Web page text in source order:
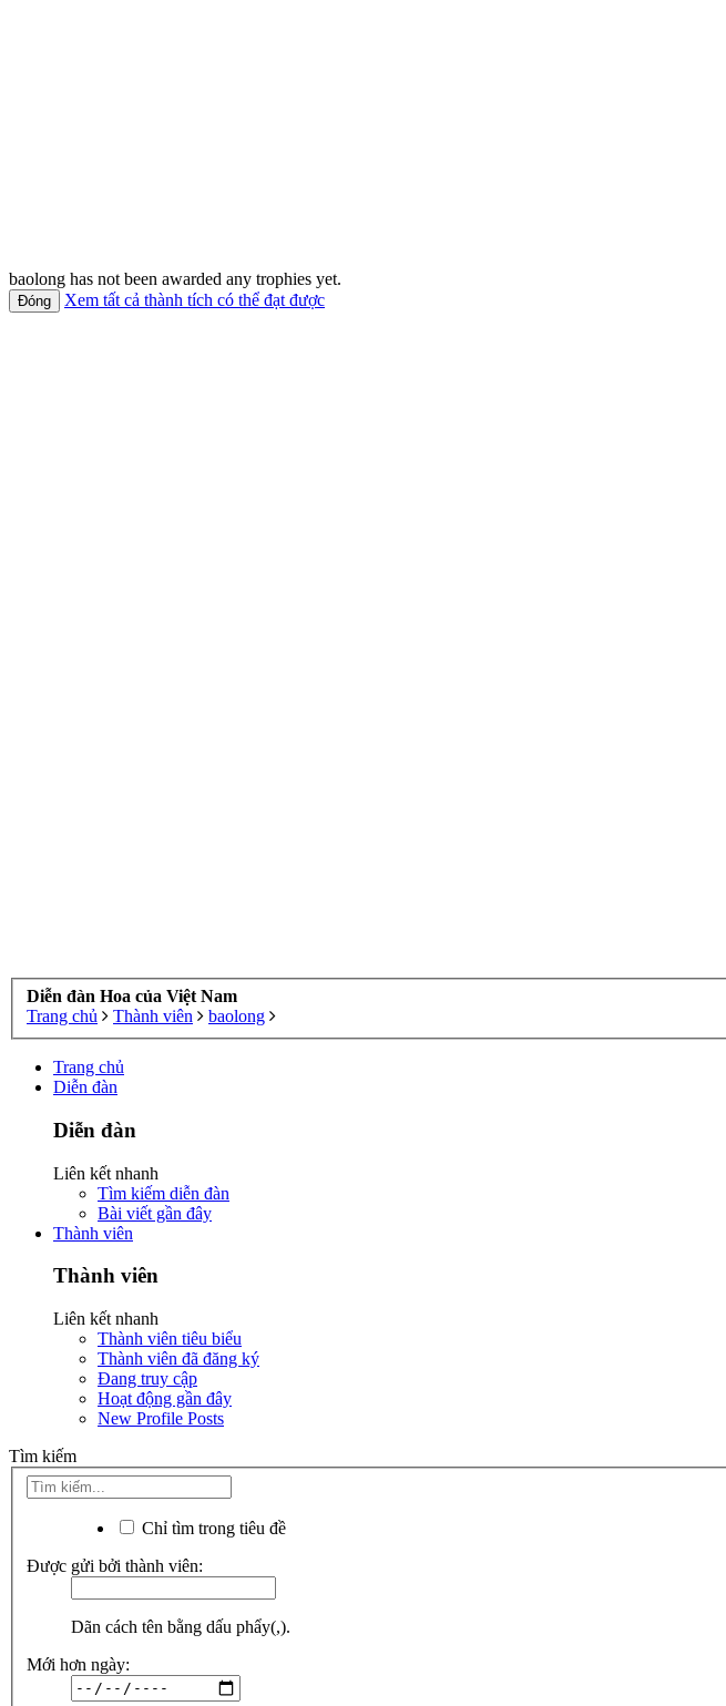
baolong has not been awarded any trophies yet.
Xem tất cả thành tích có thể đạt được
Diễn đàn Hoa của Việt Nam
Trang chủ
Thành viên baolong
Trang chủ
Diễn đàn
Diễn đàn
Liên kết nhanh
Tìm kiếm diễn đàn
Bài viết gần đây
Thành viên
Thành viên
Liên kết nhanh
Thành viên tiêu biểu
Thành viên đã đăng ký
Đang truy cập
Hoạt động gần đây
New Profile Posts
Tìm kiếm
Chỉ tìm trong tiêu đề
Được gửi bởi thành viên:
Dãn cách tên bằng dấu phẩy(,).
Mới hơn ngày: